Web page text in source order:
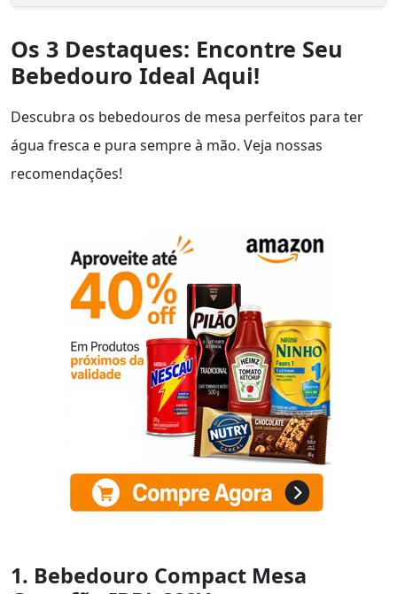
Os 3 Destaques: Encontre Seu
Bebedouro Ideal Aqui!
Descubra os bebedouros de mesa perfeitos para ter
água fresca e pura sempre à mão. Veja nossas
recomendações!
1. Bebedouro Compact Mesa